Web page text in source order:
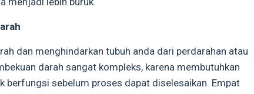
dan menghindarkan tubuh anda dari perdarahan atau
darah sangat kompleks, karena membutuhkan
berfungsi sebelum proses dapat diselesaikan. Empat